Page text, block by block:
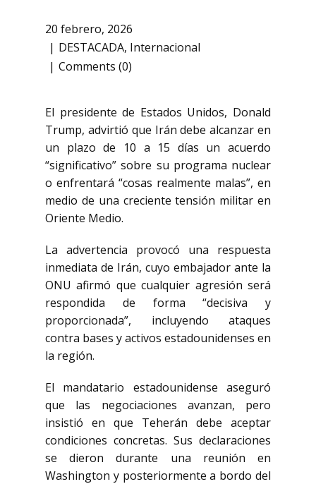
20 febrero, 2026
DESTACADA, Internacional
Comments (0)
El presidente de Estados Unidos, Donald
Trump, advirtió que Irán debe alcanzar en
un plazo de 10 a 15 días un acuerdo
“significativo” sobre su programa nuclear
o enfrentará “cosas realmente malas”, en
medio de una creciente tensión militar en
Oriente Medio.
La advertencia provocó una respuesta
inmediata de Irán, cuyo embajador ante la
ONU afirmó que cualquier agresión será
respondida de forma “decisiva y
proporcionada”, incluyendo ataques
contra bases y activos estadounidenses en
la región.
El mandatario estadounidense aseguró
que las negociaciones avanzan, pero
insistió en que Teherán debe aceptar
condiciones concretas. Sus declaraciones
se dieron durante una reunión en
Washington y posteriormente a bordo del